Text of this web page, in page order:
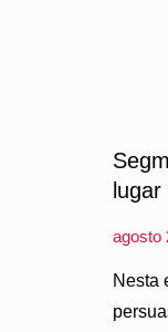
agosto
Nesta